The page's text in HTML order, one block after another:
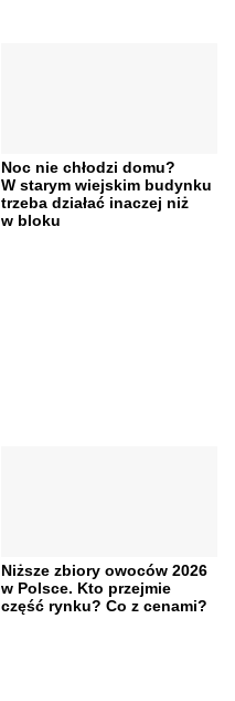
Noc nie chłodzi domu?
W starym wiejskim budynku
trzeba działać inaczej niż
w bloku
Niższe zbiory owoców 2026
w Polsce. Kto przejmie
część rynku? Co z cenami?